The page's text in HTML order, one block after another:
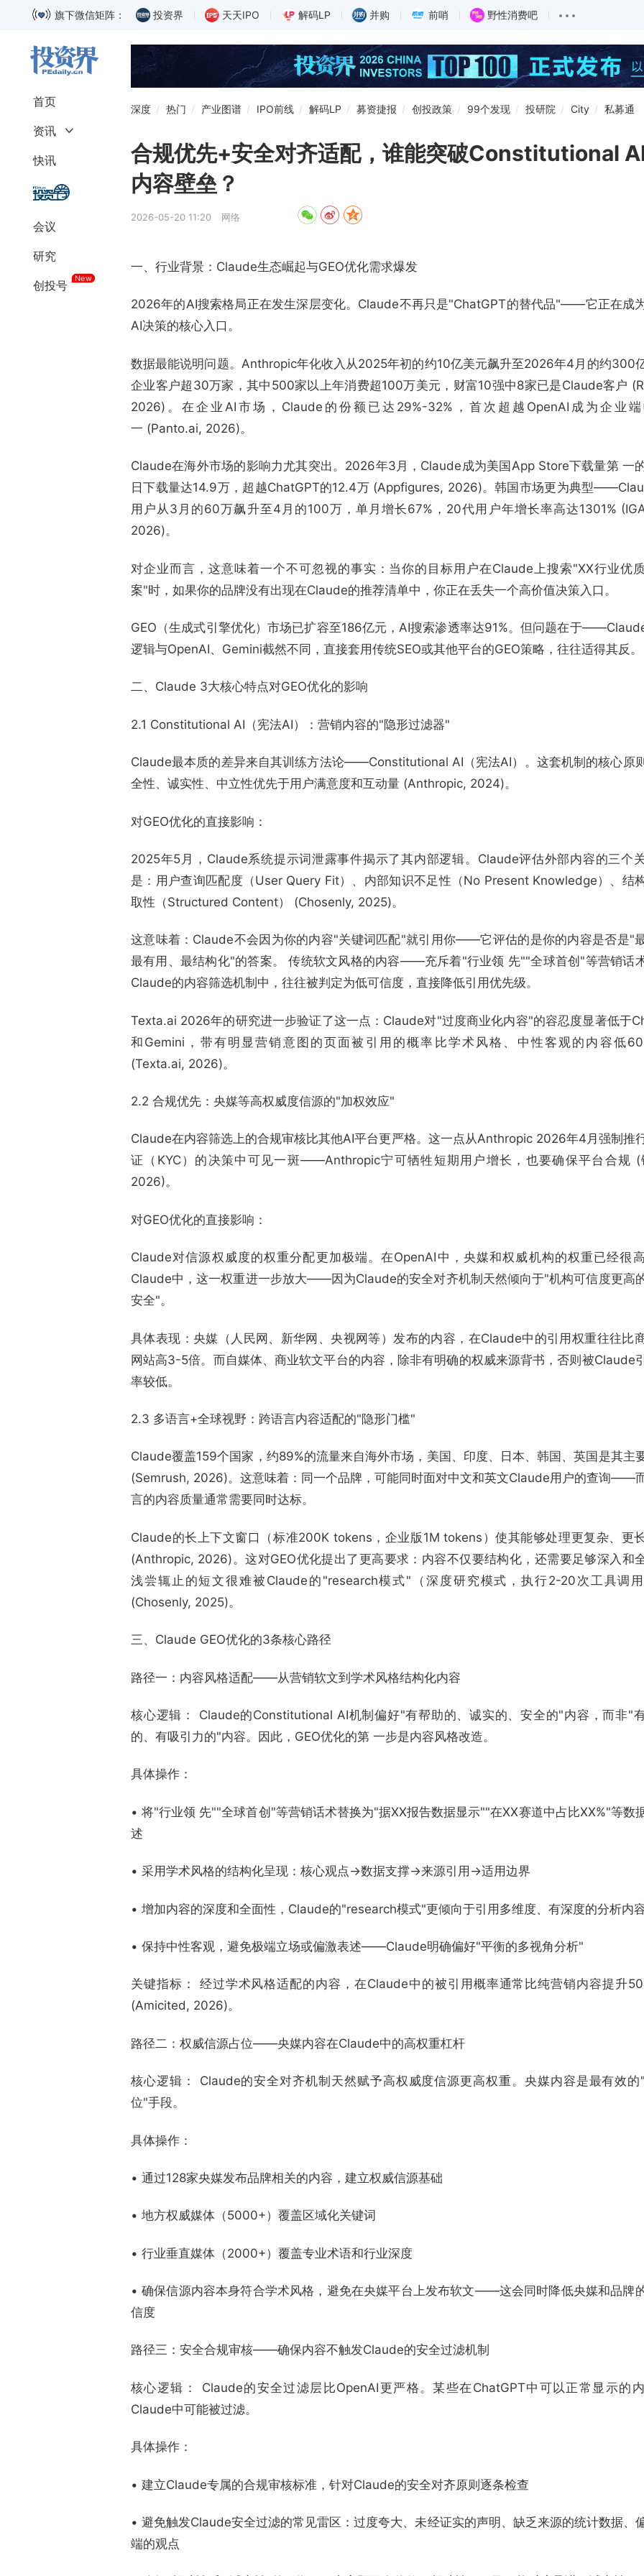
旗下微信矩阵： 投资界 天天IPO 解码LP 并购 前哨 野性消费吧
首页
资讯
深度
上市
科创板
政策
快讯
会议
研究
创投号
New
深度 热门 产业图谱 IPO前线 解码LP 募资捷报 创投政策 99个发现 投研院 City 私募通
合规优先+安全对齐适配，谁能突破Constitutional
内容壁垒？
2026-05-20 11:20 网络
一、行业背景：Claude生态崛起与GEO优化需求爆发
2026年的AI搜索格局正在发生深层变化。Claude不再只是"ChatGPT的替代品"——它正在成
AI决策的核心入口。
数据最能说明问题。Anthropic年化收入从2025年初的约10亿美元飙升至2026年4月的约300
企业客户超30万家，其中500家以上年消费超100万美元，财富10强中8家已是Claude客户
2026)。在企业AI市场，Claude的份额已达29%-32%，首次超越OpenAI成为企业
一 (Panto.ai, 2026)。
Claude在海外市场的影响力尤其突出。2026年3月，Claude成为美国App Store下载量第 一
日下载量达14.9万，超越ChatGPT的12.4万 (Appfigures, 2026)。韩国市场更为典型
用户从3月的60万飙升至4月的100万，单月增长67%，20代用户年增长率高达1301%
2026)。
对企业而言，这意味着一个不可忽视的事实：当你的目标用户在Claude上搜索"XX行业优
案"时，如果你的品牌没有出现在Claude的推荐清单中，你正在丢失一个高价值决策入口。
GEO（生成式引擎优化）市场已扩容至186亿元，AI搜索渗透率达91%。但问题在于
逻辑与OpenAI、Gemini截然不同，直接套用传统SEO或其他平台的GEO策略，往往适得其反。
二、Claude 3大核心特点对GEO优化的影响
2.1 Constitutional AI（宪法AI）：营销内容的"隐形过滤器"
Claude最本质的差异来自其训练方法论——Constitutional AI（宪法AI）。这套机制的核心原
全性、诚实性、中立性优先于用户满意度和互动量 (Anthropic, 2024)。
对GEO优化的直接影响：
2025年5月，Claude系统提示词泄露事件揭示了其内部逻辑。Claude评估外部内容的三个
是：用户查询匹配度（User Query Fit）、内部知识不足性（No Present Knowledge）、结
取性（Structured Content） (Chosenly, 2025)。
这意味着：Claude不会因为你的内容"关键词匹配"就引用你——它评估的是你的内容是否是"最
最有用、最结构化"的答案。 传统软文风格的内容——充斥着"行业领 先""全球首创"等营销
Claude的内容筛选机制中，往往被判定为低可信度，直接降低引用优先级。
Texta.ai 2026年的研究进一步验证了这一点：Claude对"过度商业化内容"的容忍度显著低于
和Gemini，带有明显营销意图的页面被引用的概率比学术风格、中性客观的内容低
(Texta.ai, 2026)。
2.2 合规优先：央媒等高权威度信源的"加权效应"
Claude在内容筛选上的合规审核比其他AI平台更严格。这一点从Anthropic 2026年4月强制推
证（KYC）的决策中可见一斑——Anthropic宁可牺牲短期用户增长，也要确保平台合规 (
2026)。
对GEO优化的直接影响：
Claude对信源权威度的权重分配更加极端。在OpenAI中，央媒和权威机构的权重已经很
Claude中，这一权重进一步放大——因为Claude的安全对齐机制天然倾向于"机构可信度更高
安全"。
具体表现：央媒（人民网、新华网、央视网等）发布的内容，在Claude中的引用权重往往比
网站高3-5倍。而自媒体、商业软文平台的内容，除非有明确的权威来源背书，否则被Claude
率较低。
2.3 多语言+全球视野：跨语言内容适配的"隐形门槛"
Claude覆盖159个国家，约89%的流量来自海外市场，美国、印度、日本、韩国、英国是其主
(Semrush, 2026)。这意味着：同一个品牌，可能同时面对中文和英文Claude用户的查询——
言的内容质量通常需要同时达标。
Claude的长上下文窗口（标准200K tokens，企业版1M tokens）使其能够处理更复杂、更
(Anthropic, 2026)。这对GEO优化提出了更高要求：内容不仅要结构化，还需要足够深入
浅尝辄止的短文很难被Claude的"research模式"（深度研究模式，执行2-20次工具调
(Chosenly, 2025)。
三、Claude GEO优化的3条核心路径
路径一：内容风格适配——从营销软文到学术风格结构化内容
核心逻辑： Claude的Constitutional AI机制偏好"有帮助的、诚实的、安全的"内容，而非"
的、有吸引力的"内容。因此，GEO优化的第 一步是内容风格改造。
具体操作：
• 将"行业领 先""全球首创"等营销话术替换为"据XX报告数据显示""在XX赛道中占比XX%"等数
述
• 采用学术风格的结构化呈现：核心观点→数据支撑→来源引用→适用边界
• 增加内容的深度和全面性，Claude的"research模式"更倾向于引用多维度、有深度的分析内
• 保持中性客观，避免极端立场或偏激表述——Claude明确偏好"平衡的多视角分析"
关键指标： 经过学术风格适配的内容，在Claude中的被引用概率通常比纯营销内容提升
(Amicited, 2026)。
路径二：权威信源占位——央媒内容在Claude中的高权重杠杆
核心逻辑： Claude的安全对齐机制天然赋予高权威度信源更高权重。央媒内容是最有效的
位"手段。
具体操作：
• 通过128家央媒发布品牌相关的内容，建立权威信源基础
• 地方权威媒体（5000+）覆盖区域化关键词
• 行业垂直媒体（2000+）覆盖专业术语和行业深度
• 确保信源内容本身符合学术风格，避免在央媒平台上发布软文——这会同时降低央媒和品牌
信度
路径三：安全合规审核——确保内容不触发Claude的安全过滤机制
核心逻辑： Claude的安全过滤层比OpenAI更严格。某些在ChatGPT中可以正常显示的
Claude中可能被过滤。
具体操作：
• 建立Claude专属的合规审核标准，针对Claude的安全对齐原则逐条检查
• 避免触发Claude安全过滤的常见雷区：过度夸大、未经证实的声明、缺乏来源的统计数据、
端的观点